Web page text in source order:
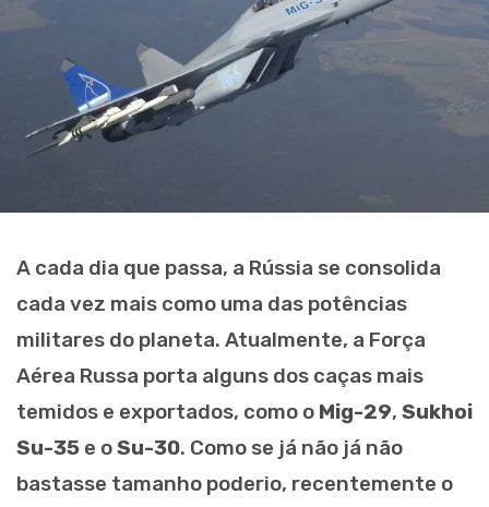
A cada dia que passa, a Rússia se consolida
cada vez mais como uma das potências
militares do planeta. Atualmente, a Força
Aérea Russa porta alguns dos caças mais
temidos e exportados, como o Mig-29, Sukhoi
Su-35 e oSu-30. Como se já não já não
bastasse tamanho poderio, recentemente o